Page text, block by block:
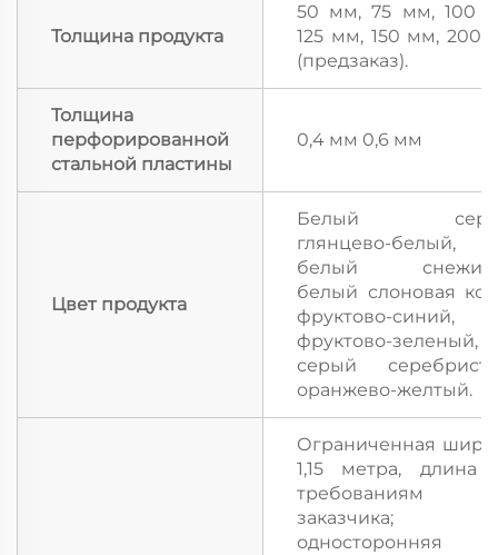
Толщина продукта
50 мм, 75 мм, 100
125 мм, 150 мм, 200
(предзаказ).
Толщина
перфорированной
стальной пластины
0,4 мм 0,6 мм
Цвет продукта
Белый
глянцево-белый,
белый
белый слоновая
фруктово-синий,
фруктово-зеленый,
серый
оранжево-желтый.
Ограниченная
1,15 метра, длина
требованиям
заказчика;
односторонняя